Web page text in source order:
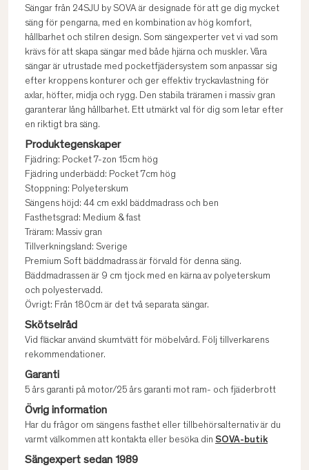
Sängar från 24SJU by SOVA är designade för att ge dig mycket
säng för pengarna, med en kombination av hög komfort,
hållbarhet och stilren design. Som sängexperter vet vi vad som
krävs för att skapa sängar med både hjärna och muskler. Våra
sängar är utrustade med pocketfjädersystem som anpassar sig
efter kroppens konturer och ger effektiv tryckavlastning för
axlar, höfter, midja och rygg. Den stabila träramen i massiv gran
garanterar lång hållbarhet. Ett utmärkt val för dig som letar efter
en riktigt bra säng.
Produktegenskaper
Fjädring: Pocket 7-zon 15cm hög
Fjädring underbädd: Pocket 7cm hög
Stoppning: Polyeterskum
Sängens höjd: 44 cm exkl bäddmadrass och ben
Fasthetsgrad: Medium & fast
Träram: Massiv gran
Tillverkningsland: Sverige
Premium Soft bäddmadrass är förvald för denna säng.
Bäddmadrassen är 9 cm tjock med en kärna av polyeterskum
och polyestervadd.
Övrigt: Från 180cm är det två separata sängar.
Skötselråd
Vid fläckar använd skumtvätt för möbelvård. Följ tillverkarens
rekommendationer.
Garanti
5 års garanti på motor/25 års garanti mot ram- och fjäderbrott
Övrig information
Har du frågor om sängens fasthet eller tillbehörsalternativ är du
varmt välkommen att kontakta eller besöka din SOVA-butik
Sängexpert sedan 1989